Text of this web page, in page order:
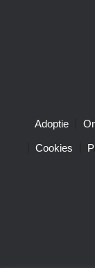
Adoptie
Cookies